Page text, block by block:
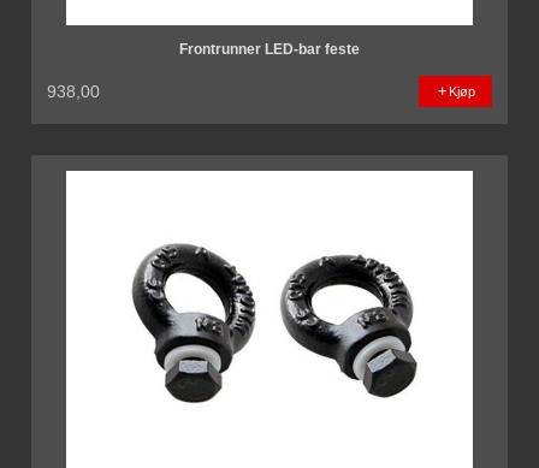
Frontrunner LED-bar feste
938,00 Kjøp